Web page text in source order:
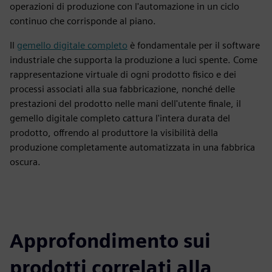
operazioni di produzione con l'automazione in un ciclo
continuo che corrisponde al piano.
Il gemello digitale completo è fondamentale per il software
industriale che supporta la produzione a luci spente. Come
rappresentazione virtuale di ogni prodotto fisico e dei
processi associati alla sua fabbricazione, nonché delle
prestazioni del prodotto nelle mani dell'utente finale, il
gemello digitale completo cattura l'intera durata del
prodotto, offrendo al produttore la visibilità della
produzione completamente automatizzata in una fabbrica
oscura.
Approfondimento sui